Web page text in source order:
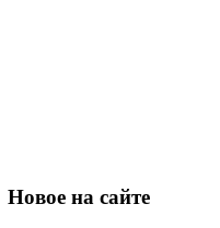
Новое на сайте